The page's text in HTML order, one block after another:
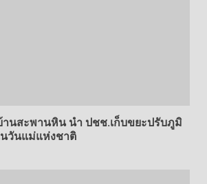
นสะพานหิน นำ ปชช.เก็บขยะปรับภูมิ
วันแม่แห่งชาติ